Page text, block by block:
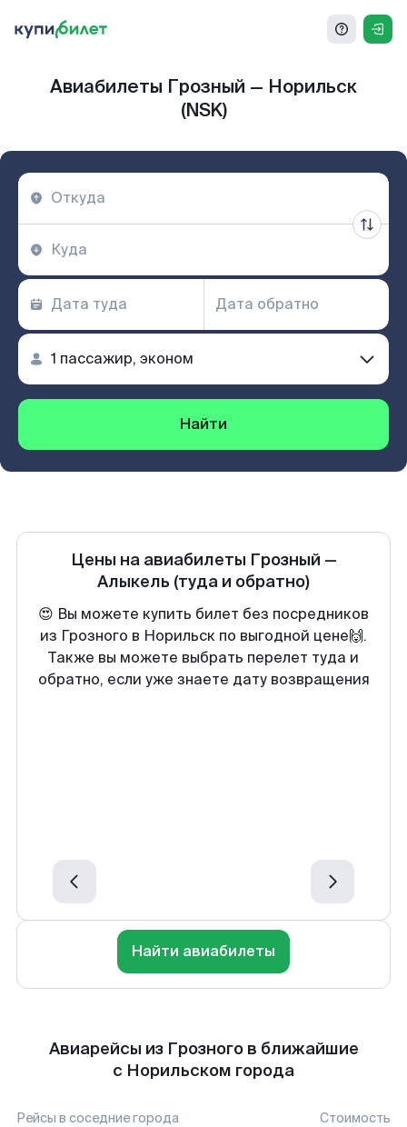
Авиабилеты Грозный — Норильск
(NSK)
Найти
Цены на авиабилеты Грозный —
Алыкель (туда и обратно)
😍 Вы можете купить билет без посредников
из Грозного в Норильск по выгодной цене🙌.
Также вы можете выбрать перелет туда и
обратно, если уже знаете дату возвращения
Найти авиабилеты
Авиарейсы из Грозного в ближайшие
с Норильском города
Рейсы в соседние города Стоимость